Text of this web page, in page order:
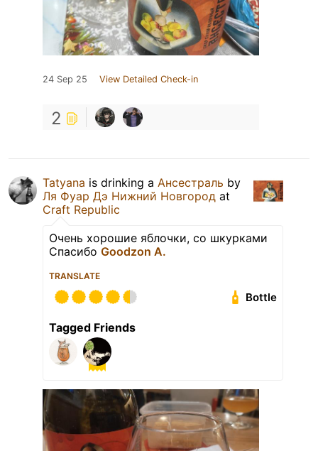
24 Sep 25 View Detailed Check-in
2
Tatyana is drinking a Ансестраль by
Ля Фуар Дэ Нижний Новгород at
Craft Republic
Очень хорошие яблочки, со шкурками
Спасибо Goodzon A.
TRANSLATE
Bottle
Tagged Friends